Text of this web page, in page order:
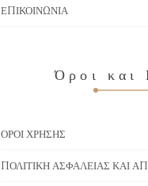
ΕΠΙΚΟΙΝΩΝΊΑ
Όροι και
ΌΡΟΙ ΧΡΉΣΗΣ
ΠΟΛΙΤΙΚΉ ΑΣΦΆΛΕΙΑΣ ΚΑΙ